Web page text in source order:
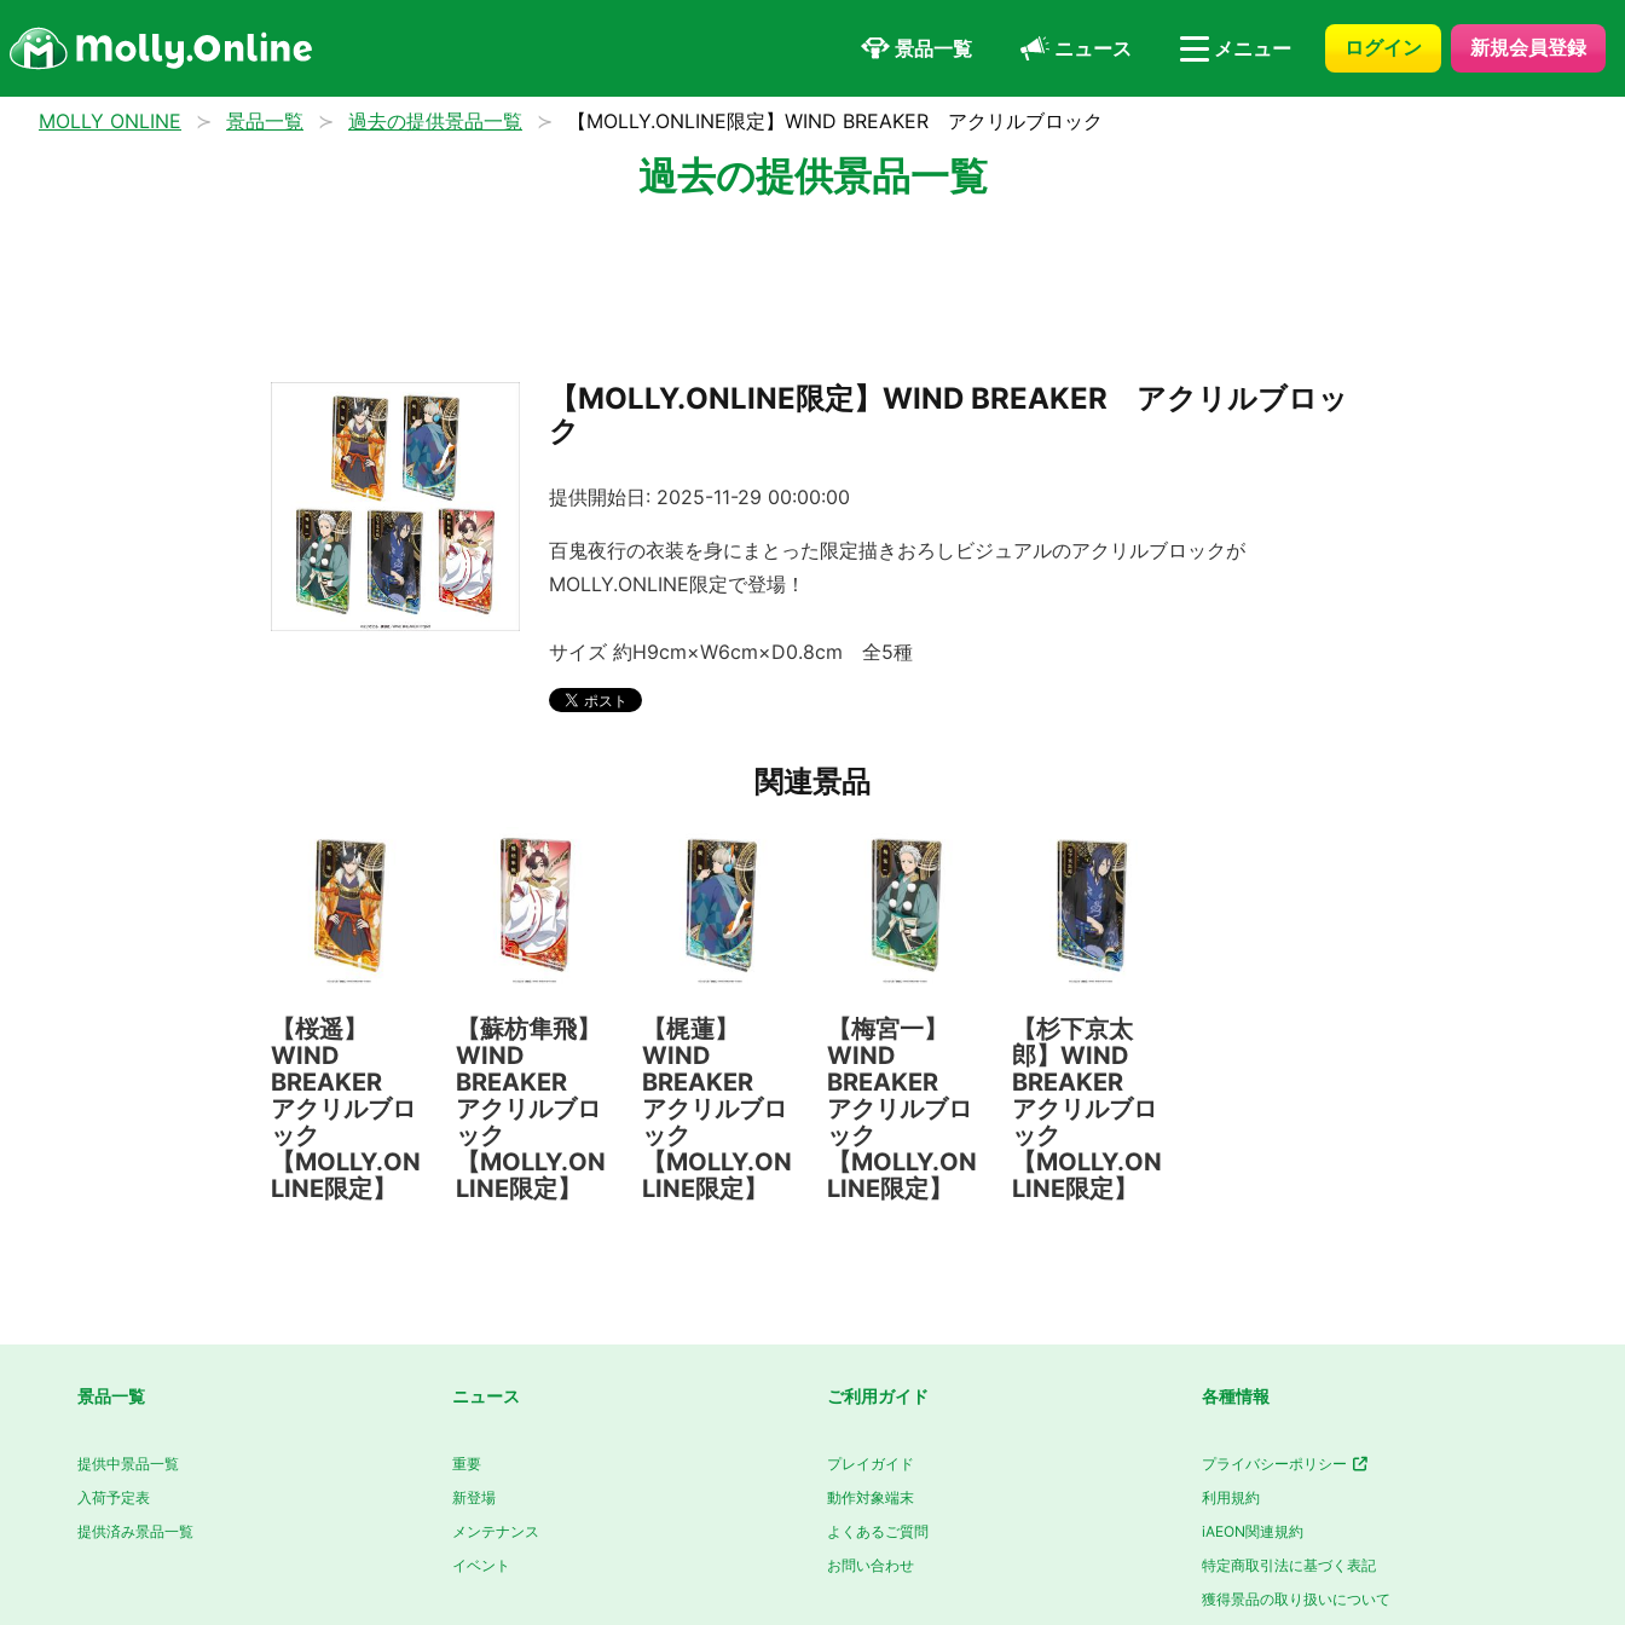
景品一覧 ニュース メニュー ログイン 新規会員登録
MOLLY ONLINE 景品一覧 過去の提供景品一覧 【MOLLY.ONLINE限定】WIND BREAKER アクリルブロック
過去の提供景品一覧
【MOLLY.ONLINE限定】WIND BREAKER アクリルブロッ
ク
提供開始日: 2025-11-29 00:00:00
百鬼夜行の衣装を身にまとった限定描きおろしビジュアルのアクリルブロックが
MOLLY.ONLINE限定で登場！
サイズ 約H9cm×W6cm×D0.8cm 全5種
関連景品
【桜遥】
WIND
BREAKER
アクリルブロ
ック
【MOLLY.ON
LINE限定】
【蘇枋隼飛】
WIND
BREAKER
アクリルブロ
ック
【MOLLY.ON
LINE限定】
【梶蓮】
WIND
BREAKER
アクリルブロ
ック
【MOLLY.ON
LINE限定】
【梅宮一】
WIND
BREAKER
アクリルブロ
ック
【MOLLY.ON
LINE限定】
【杉下京太
郎】WIND
BREAKER
アクリルブロ
ック
【MOLLY.ON
LINE限定】
景品一覧
提供中景品一覧
入荷予定表
提供済み景品一覧
ニュース
重要
新登場
メンテナンス
イベント
ご利用ガイド
プレイガイド
動作対象端末
よくあるご質問
お問い合わせ
各種情報
プライバシーポリシー
利用規約
iAEON関連規約
特定商取引法に基づく表記
獲得景品の取り扱いについて